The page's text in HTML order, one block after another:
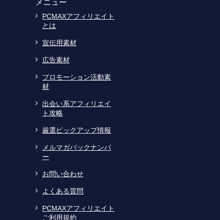
メニュー
PCMAXアフィリエイト
とは
宣伝用素材
広告素材
プロモーション活動素
材
出会い系アフィリエイ
ト攻略
厳選ピックアップ情報
メルマガバックナンバ
ー
お問い合わせ
よくある質問
PCMAXアフィリエイト
ご利用規約